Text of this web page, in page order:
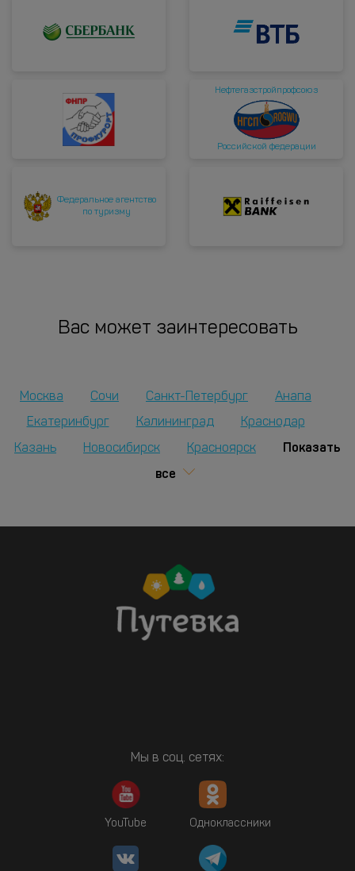
Нефтегазстройпрофсоюз
Российской федерации
Федеральное агентство
по туризму
Вас может заинтересовать
Москва Сочи Санкт-Петербург
Анапа
Екатеринбург
Калининград Краснодар
Казань Новосибирск Красноярск
Показать
все
Мы в соц. сетях:
YouTube Одноклассники